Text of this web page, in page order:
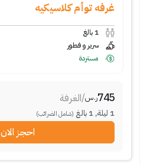
غرفه توأم كلاسيكيه
1 بالغ
سرير و فطور
مستردة
745ر.س/الغرفة
1 ليلة,
1 بالغ (شامل الضرائب)
احجز الان